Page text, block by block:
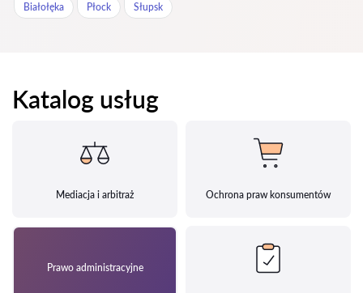
Białołęka Płock Słupsk
Katalog usług
Mediacja i arbitraż Ochrona praw konsumentów
Prawo administracyjne